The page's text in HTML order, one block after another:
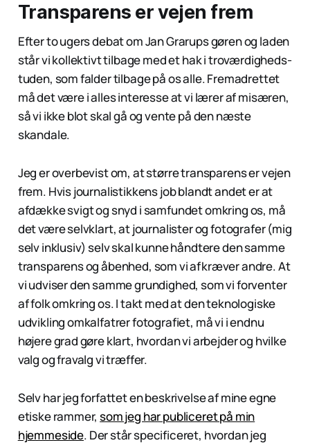
Transparens er vejen frem
Efter to ugers debat om Jan Grarups gøren og laden
står vi kollektivt tilbage med et hak i troværdigheds-
tuden, som falder tilbage på os alle. Fremadrettet
må det være i alles interesse at vi lærer af misæren,
så vi ikke blot skal gå og vente på den næste
skandale.
Jeg er overbevist om, at større transparens er vejen
frem. Hvis journalistikkens job blandt andet er at
afdække svigt og snyd i samfundet omkring os, må
det være selvklart, at journalister og fotografer (mig
selv inklusiv) selv skal kunne håndtere den samme
transparens og åbenhed, som vi afkræver andre. At
vi udviser den samme grundighed, som vi forventer
af folk omkring os. I takt med at den teknologiske
udvikling omkalfatrer fotografiet, må vi i endnu
højere grad gøre klart, hvordan vi arbejder og hvilke
valg og fravalg vi træffer.
Selv har jeg forfattet en beskrivelse af mine egne
etiske rammer,som jeg har publiceret på min
hjemmeside. Der står specificeret, hvordan jeg